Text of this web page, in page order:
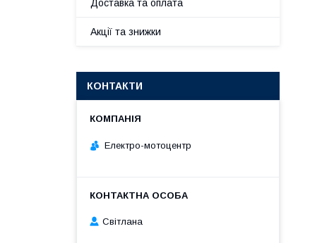
Доставка та оплата
Акції та знижки
КОНТАКТИ
Електро-мотоцентр
Світлана